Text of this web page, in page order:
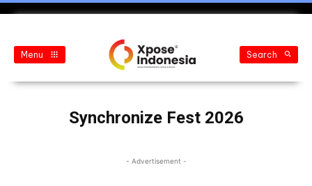
Menu Search
Synchronize Fest 2026
- Advertisement -